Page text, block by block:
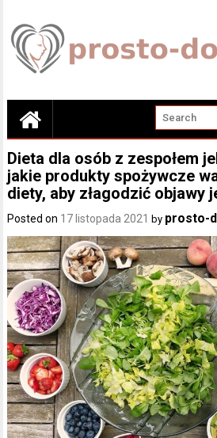
content
Dieta dla osób z zespołem
jakie produkty spożywcze
diety, aby złagodzić objawy
Posted on 17 listopada 2021 by prosto-